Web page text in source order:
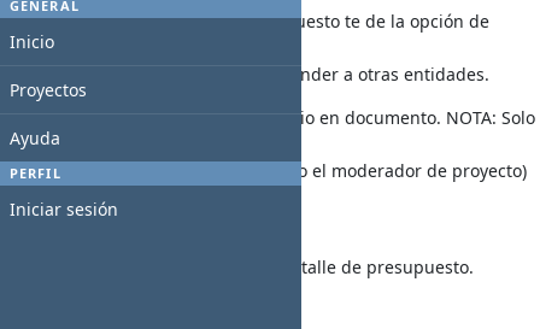
GENERAL
Inicio
Proyectos
Ayuda
PERFIL
Iniciar sesión
Al dar error al guardar presupuesto te de la opción de
volver a cargar
los datos. NOTA: Se puede extender a otras entidades.
Se introduce gestión por usuario en documento. NOTA: Solo
el usuario
que ha subido un documento (o el moderador de proyecto)
lo puede borrar
Se han corregido errores en detalle de presupuesto.